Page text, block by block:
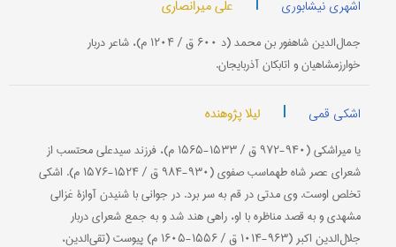
اشهری نیشابوری علی میرانصاری
جمال‌الدین شاهفور بن محمد (د ۶۰۰ ق / ۱۲۰۴ م)، شاعر دربار
خوارزمشاهیان و اتابكان آذربایجان.
اشکی قمی | لیلا پژوهنده
یا میراشكی (۹۴۰-۹۷۲ ق / ۱۵۳۳-۱۵۶۵ م)، فرزند سیدعلی محتسب از
شعرای عصر شاه طهماسب صفوی (۹۳۰-۹۸۴ ق / ۱۵۲۴-۱۵۷۶ م). اشكی
تخلص اوست. وی مدتی در قم به سر برد. در جوانی با شنیدن آوازۀ غزالی
مشهدی و به قصد مناظره با او، راهی هند شد و به جمع شعرای دربار
جلال‌الدین اكبر (۹۶۳-۱۰۱۴ ق / ۱۵۵۶-۱۶۰۵ م) پیوست (تقی‌الدین،